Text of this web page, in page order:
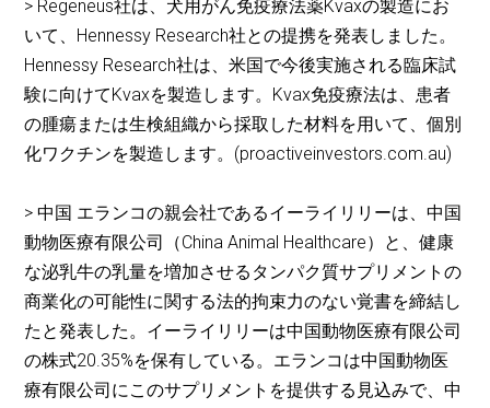
> Regeneus社は、犬用がん免疫療法薬Kvaxの製造にお
いて、Hennessy Research社との提携を発表しました。
Hennessy Research社は、米国で今後実施される臨床試
験に向けてKvaxを製造します。Kvax免疫療法は、患者
の腫瘍または生検組織から採取した材料を用いて、個別
化ワクチンを製造します。(proactiveinvestors.com.au)
> 中国 エランコの親会社であるイーライリリーは、中国
動物医療有限公司（China Animal Healthcare）と、健康
な泌乳牛の乳量を増加させるタンパク質サプリメントの
商業化の可能性に関する法的拘束力のない覚書を締結し
たと発表した。イーライリリーは中国動物医療有限公司
の株式20.35%を保有している。エランコは中国動物医
療有限公司にこのサプリメントを提供する見込みで、中